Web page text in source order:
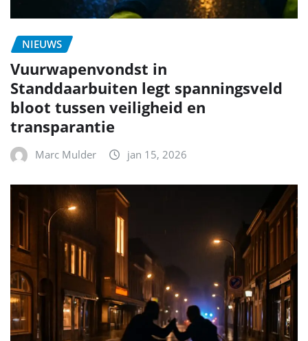
NIEUWS
Vuurwapenvondst in
Standdaarbuiten legt spanningsveld
bloot tussen veiligheid en
transparantie
Marc Mulder jan 15, 2026